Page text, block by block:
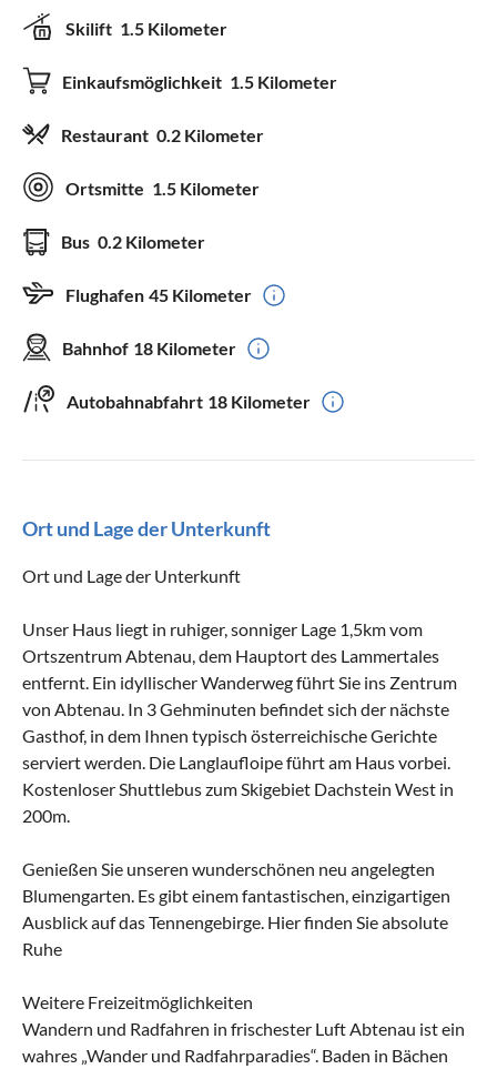
Skilift 1.5 Kilometer
Einkaufsmöglichkeit 1.5 Kilometer
Restaurant 0.2 Kilometer
Ortsmitte 1.5 Kilometer
Bus 0.2 Kilometer
Flughafen 45 Kilometer
Bahnhof 18 Kilometer
Autobahnabfahrt 18 Kilometer
Ort und Lage der Unterkunft
Ort und Lage der Unterkunft
Unser Haus liegt in ruhiger, sonniger Lage 1,5km vom
Ortszentrum Abtenau, dem Hauptort des Lammertales
entfernt. Ein idyllischer Wanderweg führt Sie ins Zentrum
von Abtenau. In 3 Gehminuten befindet sich der nächste
Gasthof, in dem Ihnen typisch österreichische Gerichte
serviert werden. Die Langlaufloipe führt am Haus vorbei.
Kostenloser Shuttlebus zum Skigebiet Dachstein West in
200m.
Genießen Sie unseren wunderschönen neu angelegten
Blumengarten. Es gibt einem fantastischen, einzigartigen
Ausblick auf das Tennengebirge. Hier finden Sie absolute
Ruhe
Weitere Freizeitmöglichkeiten
Wandern und Radfahren in frischester Luft Abtenau ist ein
wahres „Wander und Radfahrparadies“. Baden in Bächen